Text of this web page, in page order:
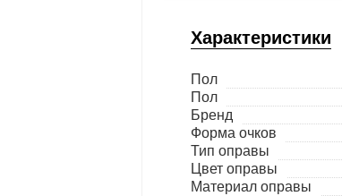
Характеристики
Пол
Пол
Бренд
Форма очков
Тип оправы
Цвет оправы
Материал оправы